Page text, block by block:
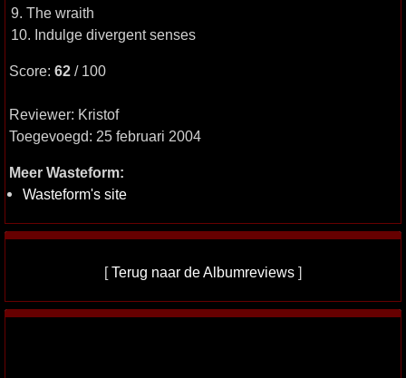
9. The wraith
10. Indulge divergent senses
Score: 62 / 100
Reviewer: Kristof
Toegevoegd: 25 februari 2004
Meer Wasteform:
Wasteform's site
[Terug naar de Albumreviews ]